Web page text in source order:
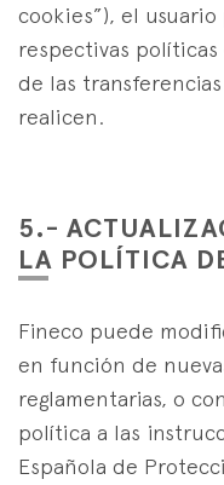
cookies”), el
respectivas
de las
realicen.
5.-
LA POLÍTICA
Fineco puede
en función de
reglamentarias, o
política a las
Española de